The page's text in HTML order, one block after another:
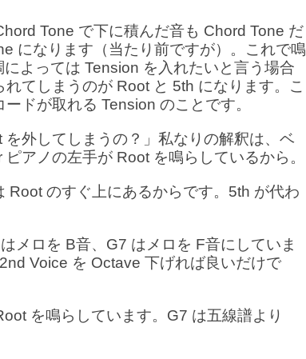
Tone で下に積んだ音も Chord Tone だ
になります（当たり前ですが）。これで鳴
よっては Tension を入れたいと言う場合
てしまうのが Root と 5th になります。こ
ドが取れる Tension のことです。
を外してしまうの？」私なりの解釈は、ベ
アノの左手が Root を鳴らしているから。
Root のすぐ上にあるからです。5th が代わ
メロを B音、G7 はメロを F音にしていま
Voice を Octave 下げれば良いだけで
を鳴らしています。G7 は五線譜より